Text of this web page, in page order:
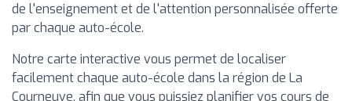
de l'enseignement et de l'attention personnalisée offerte
par chaque auto-école.
Notre carte interactive vous permet de localiser
facilement chaque auto-école dans la région de La
Courneuve, afin que vous puissiez planifier vos cours de